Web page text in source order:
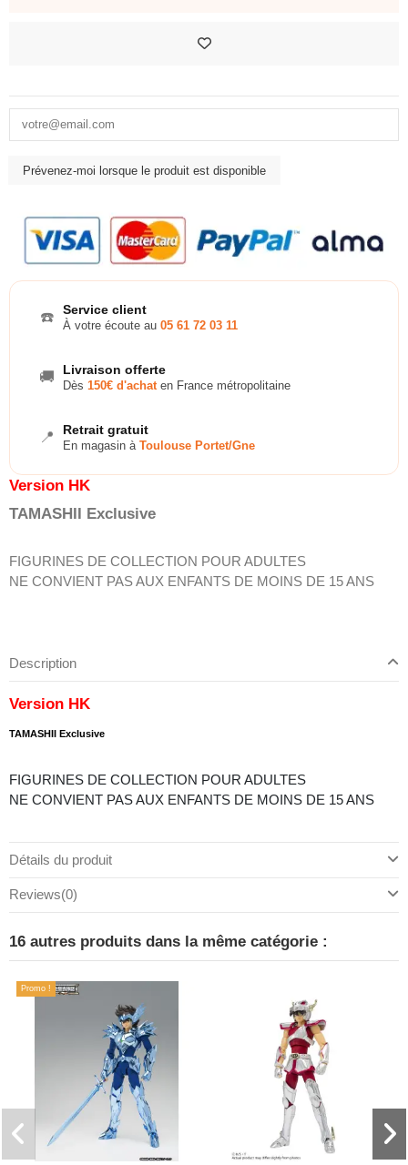
☎️ Service client
À votre écoute au 05 61 72 03 11
🚚 Livraison offerte
Dès 150€ d'achaten France métropolitaine
📍 Retrait gratuit
En magasin à Toulouse Portet/Gne
Version HK
TAMASHII Exclusive
FIGURINES DE COLLECTION POUR ADULTES
NE CONVIENT PAS AUX ENFANTS DE MOINS DE 15 ANS
Description
Version HK
TAMASHII Exclusive
FIGURINES DE COLLECTION POUR ADULTES
NE CONVIENT PAS AUX ENFANTS DE MOINS DE 15 ANS
Détails du produit
Reviews(0)
16 autres produits dans la même catégorie :
Promo !